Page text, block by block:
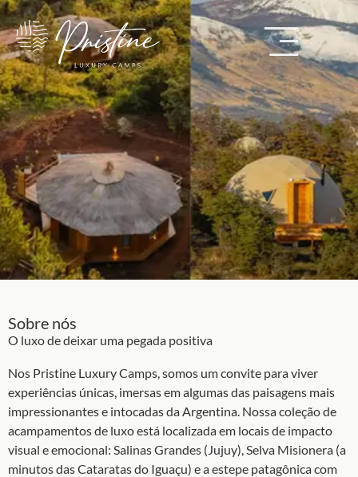
Sobre nós
O luxo de deixar uma pegada positiva
Nos Pristine Luxury Camps, somos um convite para viver
experiências únicas, imersas em algumas das paisagens mais
impressionantes e intocadas da Argentina. Nossa coleção de
acampamentos de luxo está localizada em locais de impacto
visual e emocional: Salinas Grandes (Jujuy), Selva Misionera (a
minutos das Cataratas do Iguaçu) e a estepe patagônica com